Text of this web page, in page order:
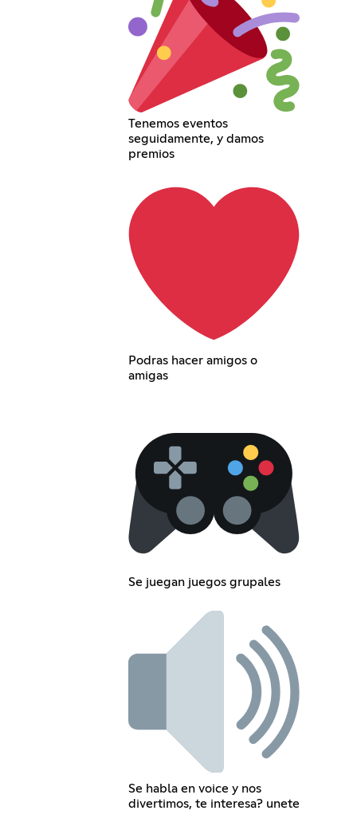
Tenemos eventos
seguidamente, y damos
premios
Podras hacer amigos o
amigas
Se juegan juegos grupales
Se habla en voice y nos
divertimos, te interesa? unete